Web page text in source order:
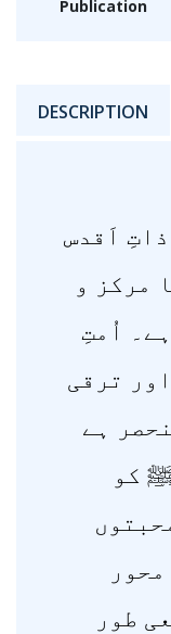
Publication
DESCRIPTION
اَقدس
مرکز و
اُمتِ
ترقی
ہے
کو
طور